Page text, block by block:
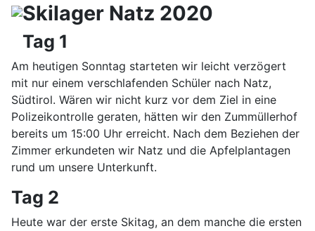
Skilager Natz 2020
Tag 1
Am heutigen Sonntag starteten wir leicht verzögert
mit nur einem verschlafenden Schüler nach Natz,
Südtirol. Wären wir nicht kurz vor dem Ziel in eine
Polizeikontrolle geraten, hätten wir den Zummüllerhof
bereits um 15:00 Uhr erreicht. Nach dem Beziehen der
Zimmer erkundeten wir Natz und die Apfelplantagen
rund um unsere Unterkunft.
Tag 2
Heute war der erste Skitag, an dem manche die ersten